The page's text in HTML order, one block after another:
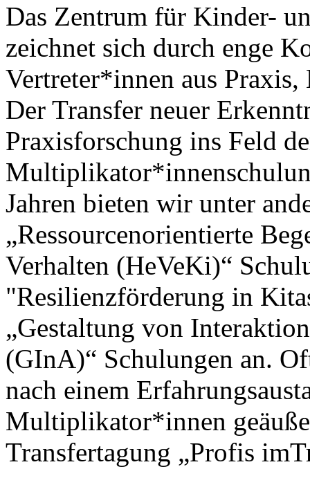
Das Zentrum für Kinder-
zeichnet sich durch enge
Vertreter*innen aus
Der Transfer neuer
Praxisforschung ins Feld
Jahren bieten wir unter
„Ressourcenorientierte
Verhalten (HeVeKi)“
"Resilienzförderung in
„Gestaltung von
(GInA)“ Schulungen an.
nach einem
Multiplikator*innen
Transfertagung „Profis